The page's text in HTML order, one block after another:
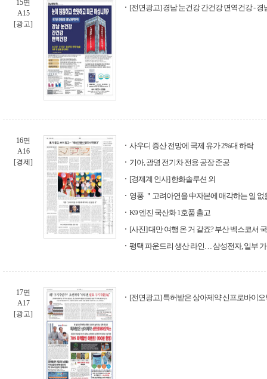
15면
A15
[광고]
[전면광고] 경남 눈건강 간건강 면역건강 - 경
16면
A16
[경제]
사우디 증산 전망에 국제 유가 2%대 하락
기아, 광명 전기차 전용 공장 준공
[경제계 인사] 한화솔루션 외
영풍 ＂고려아연을 中자본에 매각하는 일 없
K9 엔진 국산화 1호품 출고
[사진] 대만 여행 온 거 같죠? 부산 벡스코서
평택 파운드리 생산 라인… 삼성전자, 일부
17면
A17
[광고]
[전면광고] 특허받은 상아제약 신프로바이오